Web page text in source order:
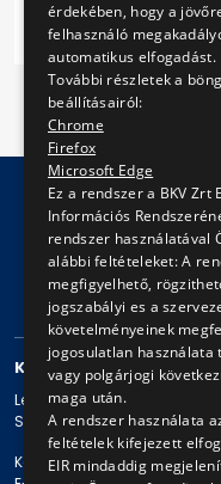
7 8 9
©
Impresszum Jogi
Adatvédelmi politika és
KAPCSOLAT
Levelezési cím: 1980
Székhely: 1980 Budapest,
Központi telefonszám: +
érdekében, hogy a
felhasználó
automatikus elfogadást.
További részletek a
beállításairól:
Chrome
Firefox
Microsoft Edge
Ez a rendszer a BKV Zrt
Információs
rendszer használatával
alábbi feltételeket: A
megfigyelhető,
jogszabályi es a
követelményeinek
jogosulatlan használata
vagy polgárjogi
maga után.
A rendszer használata
feltételek kifejezett
EIR mindaddig